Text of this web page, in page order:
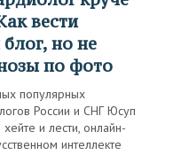
вести
но не
по фото
популярных
России и СНГ Юсуп
и лести, онлайн-
интеллекте